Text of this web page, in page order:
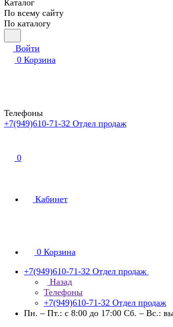
Каталог
По всему сайту
По каталогу
Войти
0 Корзина
Телефоны
+7(949)610-71-32 Отдел продаж
0
Кабинет
0 Корзина
+7(949)610-71-32 Отдел продаж
Назад
Телефоны
+7(949)610-71-32 Отдел продаж
Пн. – Пт.: с 8:00 до 17:00 Сб. – Вс.: